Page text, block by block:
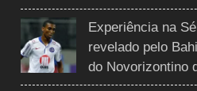
Experiência na
revelado pelo
do Novorizontino